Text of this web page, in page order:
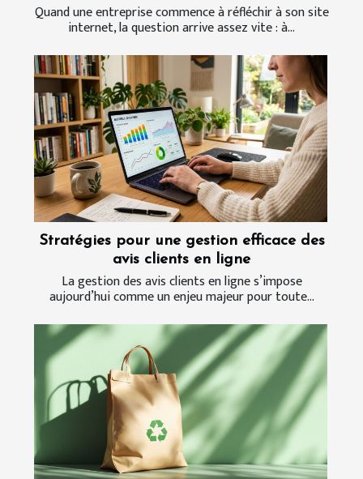
Quand une entreprise commence à réfléchir à son site
internet, la question arrive assez vite : à...
Stratégies pour une gestion efficace des
avis clients en ligne
La gestion des avis clients en ligne s’impose
aujourd’hui comme un enjeu majeur pour toute...